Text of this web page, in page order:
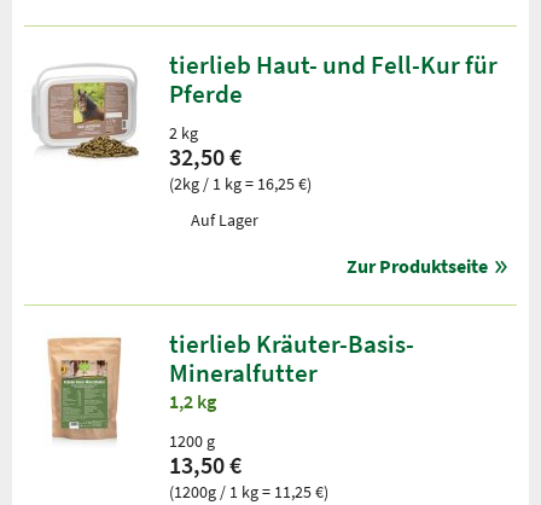
tierlieb Haut- und Fell-Kur für
Pferde
2 kg
32,50 €
(2kg / 1 kg = 16,25 €)
Auf Lager
Zur Produktseite
tierlieb Kräuter-Basis-
Mineralfutter
1,2 kg
1200 g
13,50 €
(1200g / 1 kg = 11,25 €)